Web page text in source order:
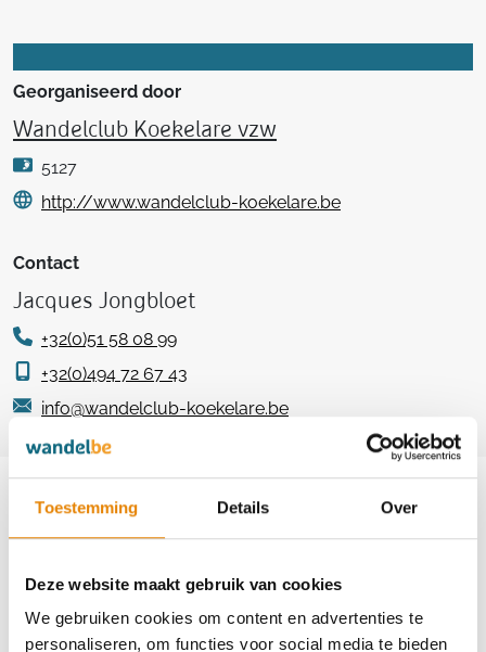
Toestemming Details Over
Deze website maakt gebruik van cookies
We gebruiken cookies om content en advertenties te
personaliseren, om functies voor social media te bieden
Georganiseerd door
Wandelclub Koekelare vzw
5127
http://www.wandelclub-koekelare.be
Contact
Jacques Jongbloet
+32(0)51 58 08 99
+32(0)494 72 67 43
info@wandelclub-koekelare.be
Aankomende wandeltochten van deze
club
Poldertocht